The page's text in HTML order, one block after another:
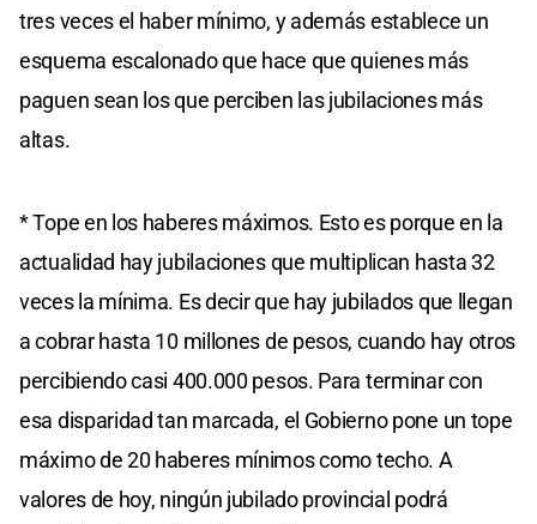
tres veces el haber mínimo, y además establece un
esquema escalonado que hace que quienes más
paguen sean los que perciben las jubilaciones más
altas.
* Tope en los haberes máximos. Esto es porque en la
actualidad hay jubilaciones que multiplican hasta 32
veces la mínima. Es decir que hay jubilados que llegan
a cobrar hasta 10 millones de pesos, cuando hay otros
percibiendo casi 400.000 pesos. Para terminar con
esa disparidad tan marcada, el Gobierno pone un tope
máximo de 20 haberes mínimos como techo. A
valores de hoy, ningún jubilado provincial podrá